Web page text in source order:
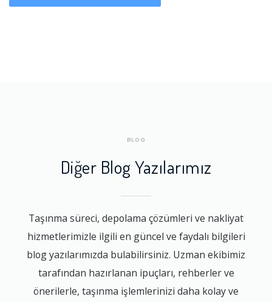
BLOG
Diğer Blog Yazılarımız
Taşınma süreci, depolama çözümleri ve nakliyat
hizmetlerimizle ilgili en güncel ve faydalı bilgileri
blog yazılarımızda bulabilirsiniz. Uzman ekibimiz
tarafından hazırlanan ipuçları, rehberler ve
önerilerle, taşınma işlemlerinizi daha kolay ve